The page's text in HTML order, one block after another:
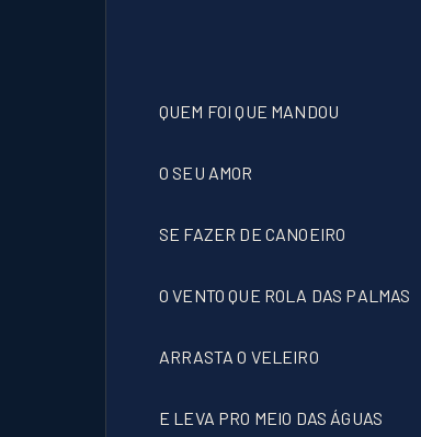
QUEM FOI QUE MANDOU
O SEU AMOR
SE FAZER DE CANOEIRO
O VENTO QUE ROLA DAS PALMAS
ARRASTA O VELEIRO
E LEVA PRO MEIO DAS ÁGUAS